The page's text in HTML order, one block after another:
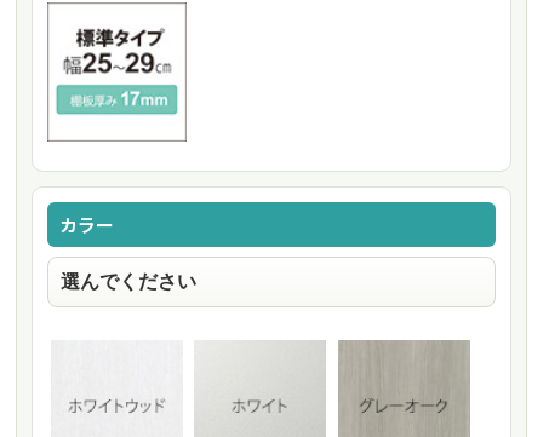
カラー